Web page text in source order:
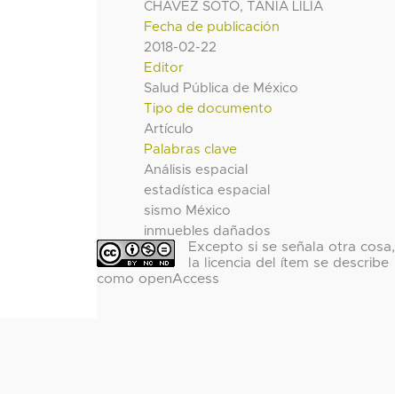
CHAVEZ SOTO, TANIA LILIA
Fecha de publicación
2018-02-22
Editor
Salud Pública de México
Tipo de documento
Artículo
Palabras clave
Análisis espacial
estadística espacial
sismo México
inmuebles dañados
Excepto si se señala otra cosa,
la licencia del ítem se describe
como openAccess